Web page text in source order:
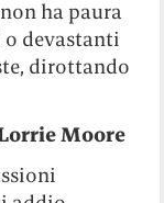
ha paura
devastanti
dirottando
Moore